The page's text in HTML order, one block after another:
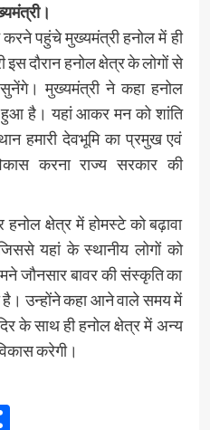
करने पहुंचे मुख्यमंत्री हनोल में ही
दौरान हनोल क्षेत्र के लोगों से
मुख्यमंत्री ने कहा हनोल
हुआ है। यहां आकर मन को शांति
हमारी देवभूमि का प्रमुख एवं
करना राज्य सरकार की
क्षेत्र में होमस्टे को बढ़ावा
यहां के स्थानीय लोगों को
जौनसार बावर की संस्कृति का
है। उन्होंने कहा आने वाले समय में
के साथ ही हनोल क्षेत्र में अन्य
करेगी।
Share